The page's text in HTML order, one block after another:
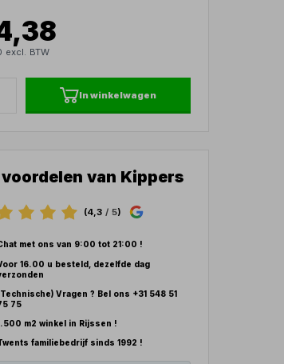
excl. BTW
In winkelwagen
voordelen van Kippers
(4,3/ 5)
met ons van 9:00 tot 21:00 !
16.00 u besteld, dezelfde dag
Vragen ? Bel ons +31 548 51
75
m2 winkel in Rijssen !
familiebedrijf sinds 1992 !